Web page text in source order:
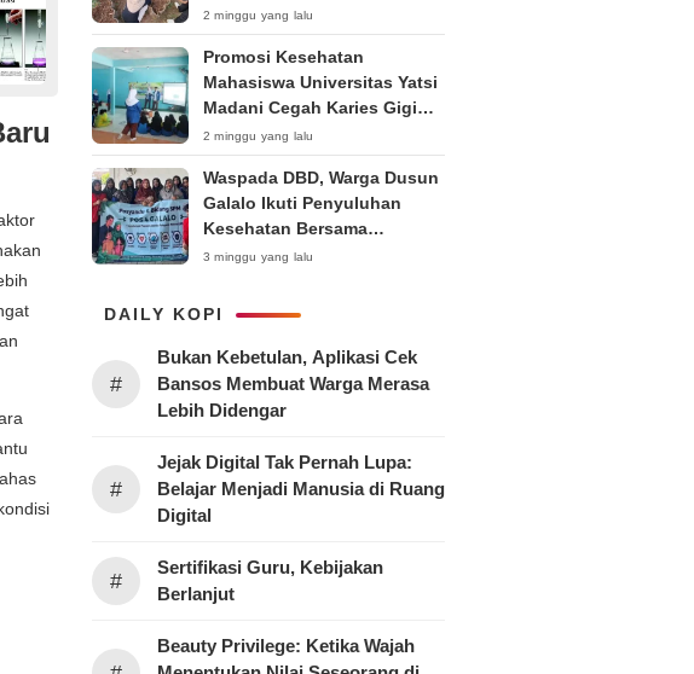
Bedengan Organik bagi KWT
dan Ibu PKK RT 04 RW 01
Kelurahan Pakintelan
2 minggu yang lalu
Promosi Kesehatan
Mahasiswa Universitas Yatsi
Madani Cegah Karies Gigi
Anak
2 minggu yang lalu
Waspada DBD, Warga Dusun
Galalo Ikuti Penyuluhan
Kesehatan Bersama
Mahasiswa Pemberdayaan
Surabaya 2026
3 minggu yang lalu
DAILY KOPI
#
Bukan Kebetulan, Aplikasi Cek
Bansos Membuat Warga Merasa
Lebih Didengar
#
Jejak Digital Tak Pernah Lupa:
Belajar Menjadi Manusia di Ruang
Digital
#
Sertifikasi Guru, Kebijakan
Berlanjut
Beauty Privilege: Ketika Wajah